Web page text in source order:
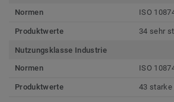
Normen
ISO
Produktwerte 34 sehr
Nutzungsklasse Industrie
Normen
ISO
Produktwerte 43 starke